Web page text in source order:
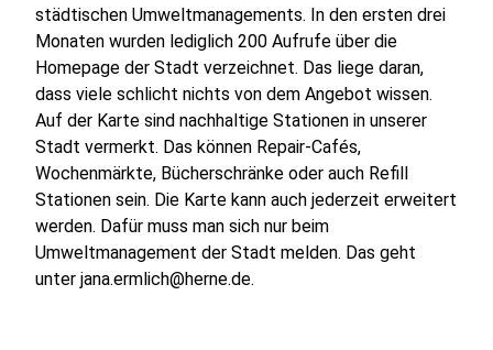
städtischen Umweltmanagements. In den ersten drei
Monaten wurden lediglich 200 Aufrufe über die
Homepage der Stadt verzeichnet. Das liege daran,
dass viele schlicht nichts von dem Angebot wissen.
Auf der Karte sind nachhaltige Stationen in unserer
Stadt vermerkt. Das können Repair-Cafés,
Wochenmärkte, Bücherschränke oder auch Refill
Stationen sein. Die Karte kann auch jederzeit erweitert
werden. Dafür muss man sich nur beim
Umweltmanagement der Stadt melden. Das geht
unter jana.ermlich@herne.de.